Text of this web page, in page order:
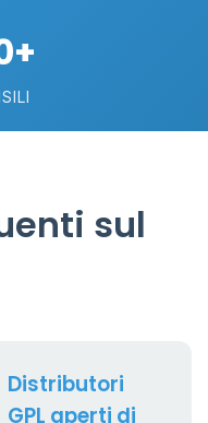
sul
Distributori
GPL aperti di